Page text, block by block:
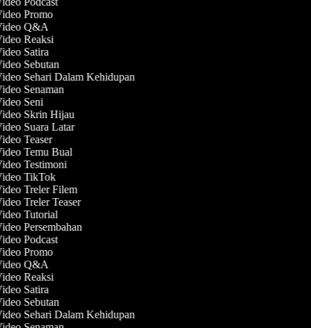
Promo
Q&A
Reaksi
Satira
Sebutan
Sehari Dalam Kehidupan
Senaman
Seni
Skrin Hijau
Suara Latar
Teaser
Temu Bual
Testimoni
TikTok
Treler Filem
Treler Teaser
Tutorial
Persembahan
Podcast
Promo
Q&A
Reaksi
Satira
Sebutan
Sehari Dalam Kehidupan